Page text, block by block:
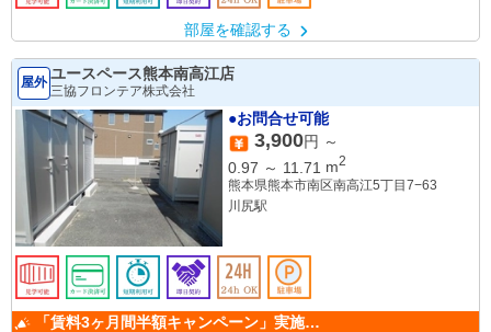
部屋を確認する
屋外 ユースペース熊本南高江店
三協フロンテア株式会社
●お問合せ可能
3,900円 ～
0.97 ～ 11.71 m2
熊本県熊本市南区南高江5丁目7−63
川尻駅